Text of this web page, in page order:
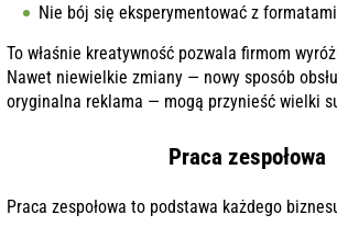
Nie bój się eksperymentować z
To właśnie kreatywność pozwala firmom
Nawet niewielkie zmiany — nowy sposób
oryginalna reklama — mogą przynieść wielki
Praca zespołowa
Praca zespołowa to podstawa każdego